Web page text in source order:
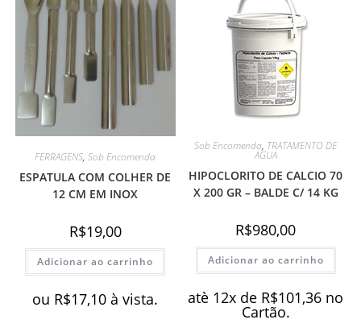
FERRAGENS,Sob Encomenda
ESPATULA COM COLHER DE
12 CM EM INOX
R$19,00
Adicionar ao carrinho
ou R$17,10 à vista.
Sob Encomenda, TRATAMENTO DE
AGUA
HIPOCLORITO DE CALCIO 70
X 200 GR – BALDE C/ 14 KG
R$980,00
Adicionar ao carrinho
atè 12x de R$101,36 no
Cartão.